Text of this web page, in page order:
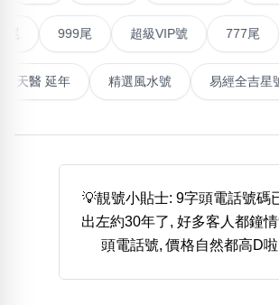
清除全部分類
888尾
999尾 777尾 9字頭 6
全大數字
5萬以上 生天延 全吉星
清除全部分類
999尾 超級VIP號 777尾
量生氣 天醫 延年 精選風水號 易經
💡靚號小貼士: 9字頭電話號碼
出左約30年了, 好多客人都鐘
頭電話號, 價格自然都高D